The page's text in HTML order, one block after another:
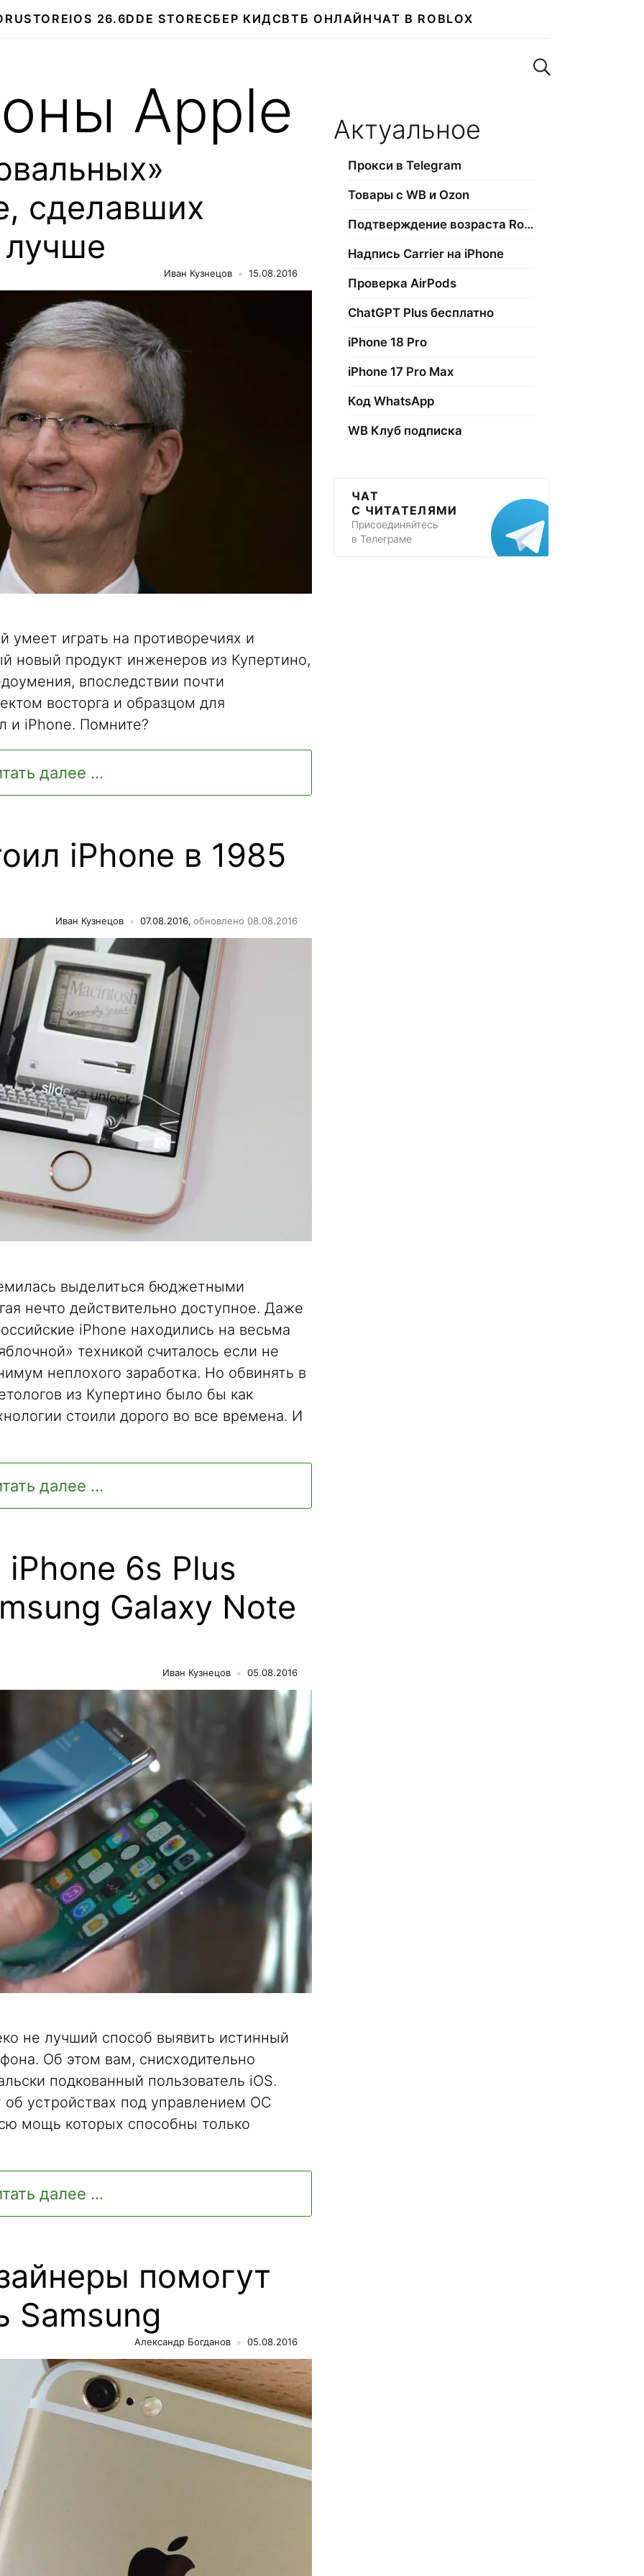
RUSTOREIOS 26.6DDE STORE СБЕР КИДСВТБ ОНЛАЙН ЧАТ В ROBLOX
Поиск по сайту
Apple
сделавших
лучше
Иван Кузнецов 15.08.2016
умеет играть на противоречиях и
новый продукт инженеров из Купертино,
впоследствии почти
восторга и образцом для
и iPhone. Помните?
далее ...
iPhone в 1985
Иван Кузнецов 07.08.2016, обновлено 08.08.2016
выделиться бюджетными
нечто действительно доступное. Даже
iPhone находились на весьма
техникой считалось если не
неплохого заработка. Но обвинять в
из Купертино было бы как
стоили дорого во все времена. И
далее ...
6s Plus
Galaxy Note
Иван Кузнецов 05.08.2016
не лучший способ выявить истинный
Об этом вам, снисходительно
подкованный пользователь iOS.
об устройствах под управлением ОС
мощь которых способны только
далее ...
помогут
Samsung
Александр Богданов 05.08.2016
Актуальное
Прокси в Telegram
Товары с WB и Ozon
Подтверждение возраста Roblox
Надпись Carrier на iPhone
Проверка AirPods
ChatGPT Plus бесплатно
iPhone 18 Pro
iPhone 17 Pro Max
Код WhatsApp
WB Клуб подписка
ЧАТ
С ЧИТАТЕЛЯМИ
Присоединяйтесь
в Телеграме